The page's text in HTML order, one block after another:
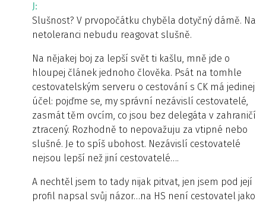
J:
Slušnost? V prvopočátku chyběla dotyčný dámě. Na
netoleranci nebudu reagovat slušně.
Na nějakej boj za lepší svět ti kašlu, mně jde o
hloupej článek jednoho člověka. Psát na tomhle
cestovatelským serveru o cestování s CK má jedinej
účel: pojďme se, my správní nezávislí cestovatelé,
zasmát těm ovcím, co jsou bez delegáta v zahraničí
ztracený. Rozhodně to nepovažuju za vtipné nebo
slušné. Je to spíš ubohost. Nezávislí cestovatelé
nejsou lepší než jiní cestovatelé….
A nechtěl jsem to tady nijak pitvat, jen jsem pod její
profil napsal svůj názor…na HS není cestovatel jako